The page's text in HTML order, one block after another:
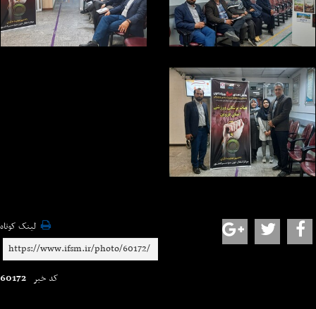
لینک کوتاه
کد خبر 60172